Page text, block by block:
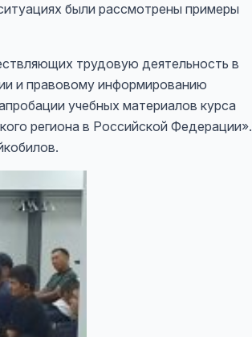
были рассмотрены примеры
трудовую деятельность в
и правовому информированию
учебных материалов курса
региона в Российской Федерации».